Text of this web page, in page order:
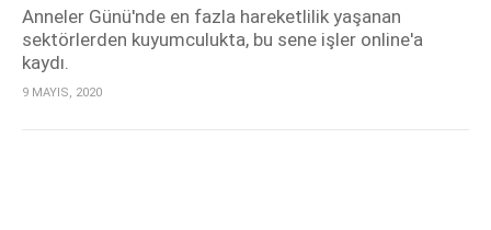
Anneler Günü'nde en fazla hareketlilik yaşanan
sektörlerden kuyumculukta, bu sene işler online'a
kaydı.
9 MAYIS, 2020